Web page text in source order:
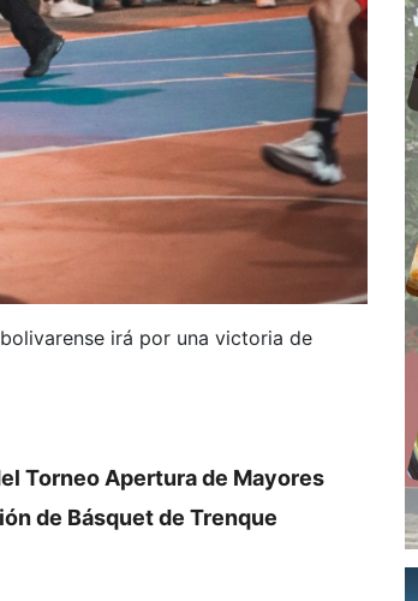
irá por una victoria de
Torneo Apertura de Mayores
de Básquet de Trenque